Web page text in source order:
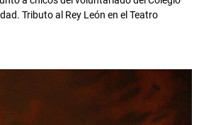
Tributo al Rey León en el Teatro